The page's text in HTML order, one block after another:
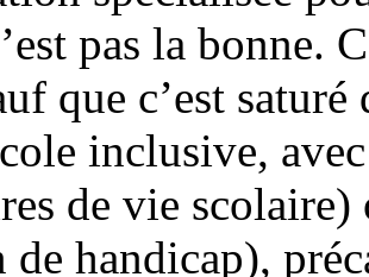
pas la bonne.
que c’est
inclusive,
de vie scolaire)
de handicap),